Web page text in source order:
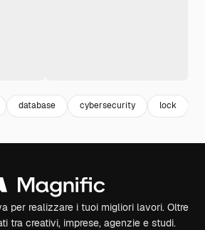
database cybersecurity lock
per realizzare i tuoi migliori lavori. Oltre
tra creativi, imprese, agenzie e studi.